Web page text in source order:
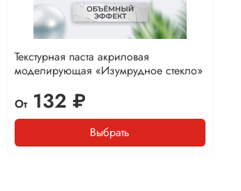
Текстурная паста акриловая
моделирующая «Изумрудное стекло»
От132 ₽
Выбрать